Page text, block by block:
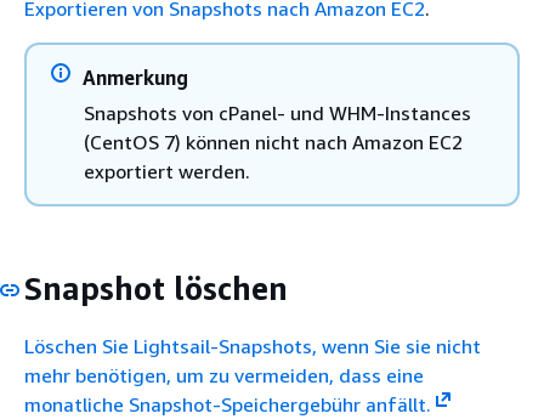
Exportieren von Snapshots nach Amazon EC2.
Anmerkung
Snapshots von cPanel- und WHM-Instances
(CentOS 7) können nicht nach Amazon EC2
exportiert werden.
Snapshot löschen
Löschen Sie Lightsail-Snapshots, wenn Sie sie nicht
mehr benötigen, um zu vermeiden, dass eine
monatliche Snapshot-Speichergebühr anfällt.